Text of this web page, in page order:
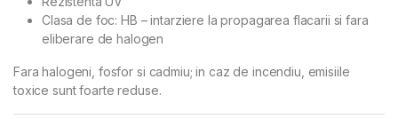
Clasa de foc: HB – intarziere la propagarea flacarii si fara
eliberare de halogen
Fara halogeni, fosfor si cadmiu; in caz de incendiu, emisiile
toxice sunt foarte reduse.